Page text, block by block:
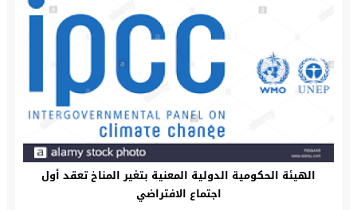
الهيئة الحكومية الدولية المعنية بتغير المناخ تعقد أول
اجتماع الافتراضي